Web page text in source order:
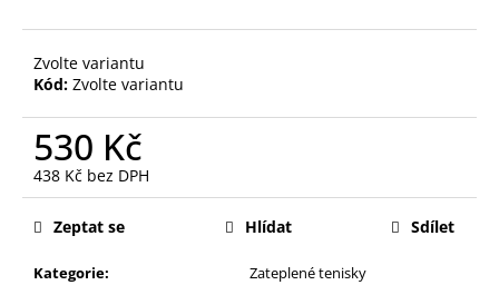
Zvolte variantu
Kód: Zvolte variantu
530 Kč
438 Kč bez DPH
Měrná
Kategorie:
Zateplené tenisky
Zeptat se Hlídat Sdílet